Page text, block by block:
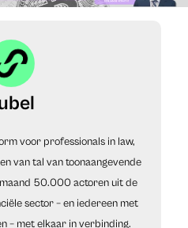
voor professionals in law,
van tal van toonaangevende
50.000 actoren uit de
sector – en iedereen met
– met elkaar in verbinding.